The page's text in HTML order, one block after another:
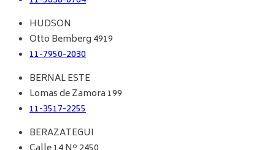
HUDSON
Otto Bemberg 4919
11-7950-2030
BERNAL ESTE
Lomas de Zamora 199
11-3517-2255
BERAZATEGUI